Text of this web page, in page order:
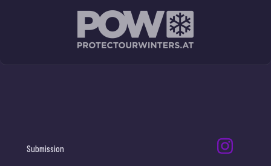
Submission